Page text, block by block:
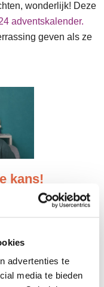
advertenties te
media te bieden
wonderlijk! Deze
adventskalender.
geven als ze
kans!
mee hier op
in de nacht van
de winter en dat de
het licht!